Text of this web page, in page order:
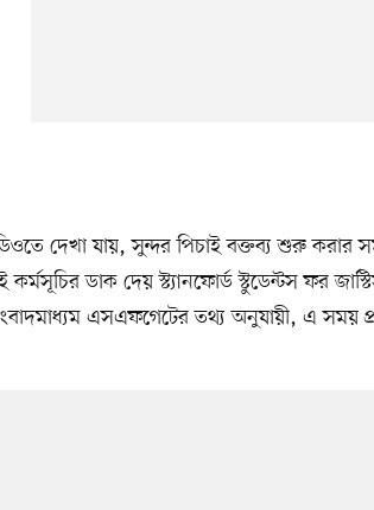
দেখা যায়, সুন্দর পিচাই বক্তব্য শুরু
ডাক দেয় স্ট্যানফোর্ড স্টুডেন্টস ফর
এসএফগেটের তথ্য অনুযায়ী, এ সময়